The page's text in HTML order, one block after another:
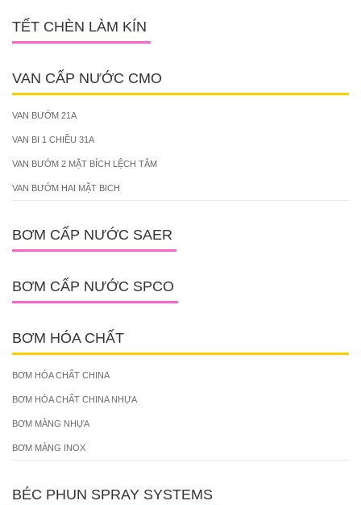
TẾT CHÈN LÀM KÍN
VAN CẤP NƯỚC CMO
VAN BƯỚM 21A
VAN BI 1 CHIỀU 31A
VAN BƯỚM 2 MẶT BÍCH LỆCH TÂM
VAN BƯỚM HAI MẶT BICH
BƠM CẤP NƯỚC SAER
BƠM CẤP NƯỚC SPCO
BƠM HÓA CHẤT
BƠM HÓA CHẤT CHINA
BƠM HÓA CHẤT CHINA NHỰA
BƠM MÀNG NHỰA
BƠM MÀNG INOX
BÉC PHUN SPRAY SYSTEMS